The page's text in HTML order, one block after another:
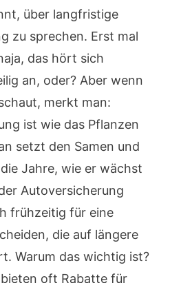
über langfristige
zu sprechen. Erst mal
das hört sich
an, oder? Aber wenn
merkt man:
ist wie das Pflanzen
setzt den Samen und
Jahre, wie er wächst
Autoversicherung
frühzeitig für eine
die auf längere
Warum das wichtig ist?
oft Rabatte für